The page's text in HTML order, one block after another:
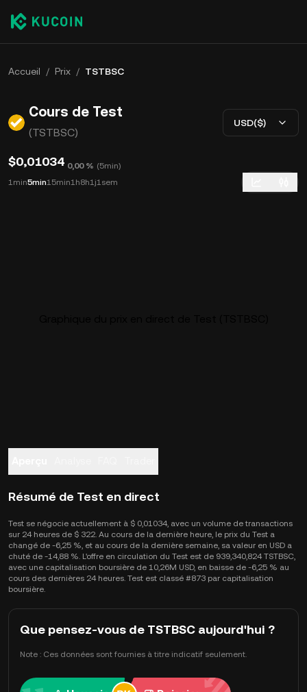
Accueil / Prix / TSTBSC
Cours de Test
(TSTBSC)
USD($)
$0,01034 0,00 % (5min)
1min5min15min1h8h1j1sem
Résumé de Test en direct
Test se négocie actuellement à $ 0,01034, avec un volume de transactions
sur 24 heures de $ 322. Au cours de la dernière heure, le prix du Test a
changé de -6,25 %, et au cours de la dernière semaine, sa valeur en USD a
chuté de -14,88 %. L'offre en circulation du Test est de 939,340,824 TSTBSC,
avec une capitalisation boursière de 10,26M USD, en baisse de -6,25 % au
cours des dernières 24 heures. Test est classé #873 par capitalisation
boursière.
Que pensez-vous de TSTBSC aujourd'hui ?
Note : Ces données sont fournies à titre indicatif seulement.